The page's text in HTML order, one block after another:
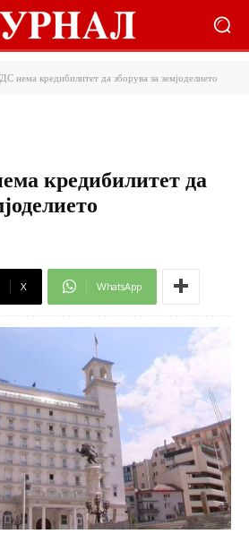
нема кредибилитет да зборува за земјоделието
кредибилитет да
X WhatsApp